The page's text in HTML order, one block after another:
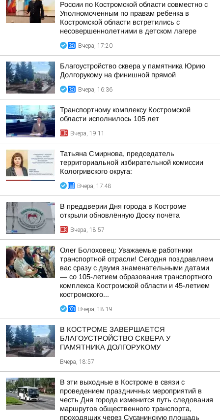
России по Костромской области совместно с
Уполномоченным по правам ребенка в
Костромской области встретились с
несовершеннолетними в детском лагере
Вчера, 17:20
Благоустройство сквера у памятника Юрию
Долгорукому на финишной прямой
Вчера, 16:36
Транспортному комплексу Костромской
области исполнилось 105 лет
Вчера, 19:11
Татьяна Смирнова, председатель
территориальной избирательной комиссии
Кологривского округа:
Вчера, 17:48
В преддверии Дня города в Костроме
открыли обновлённую Доску почёта
Вчера, 18:57
Олег Болоховец: Уважаемые работники
транспортной отрасли! Сегодня поздравляем
вас сразу с двумя знаменательными датами
— со 105-летием образования транспортного
комплекса Костромской области и 45-летием
костромского...
Вчера, 18:19
В КОСТРОМЕ ЗАВЕРШАЕТСЯ
БЛАГОУСТРОЙСТВО СКВЕРА У
ПАМЯТНИКА ДОЛГОРУКОМУ
Вчера, 18:57
В эти выходные в Костроме в связи с
проведением праздничных мероприятий в
честь Дня города изменится путь следования
маршрутов общественного транспорта,
проходящих через Сусанинскую площадь